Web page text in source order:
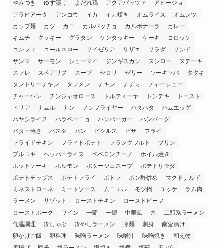
やみつき
ゆず漬け よだれ鶏 アクアパッツァ
アヒージョ
アラビアータ
アンコウ イカ イカ焼き オムライス
オムレツ
カップ麺
カツ カニ カルパッチョ カルボナーラ
カレー
キムチ
クッキー グラタン ケンタッキー ケーキ
コロッケ
コンフィ
コールスロー サイゼリア サザエ サラダ
サンド
サンマ
サーモン シューマイ ジンギスカン スシロー
ステーキ
スフレ
スペアリブ スープ セロリ ゼリー ソーキソバ
タタキ
タンドリーチキン
タンメン チキン チヂミ
チャーシュー
チャーハン
チンジャオロース トルティーヤ トンテキ
トースト
ドリア
ナムル ナン ノンフライヤー ハタハタ
ハムエッグ
ハヤシライス
ハラペーニョ ハンバーガー
ハンバーグ
バター焼き
パスタ パン ピクルス ピザ
フライ
フライドチキン
フライドポテト フランクフルト
プリン
プルコギ
ペッパーライス ペペロンチーノ
ホイル焼き
ホットケーキ
ホルモン ポタージュスープ
ポテトサラダ
ポテトチップス
ポテトフライ ポトフ ポン酢炒め
マクドナルド
ミネストローネ
ミートソース ムニエル モツ鍋 ユッケ
ラム肉
ラーメン
リゾット ローストチキン
ローストビーフ
ローストポーク
ワイン 一蘭 一鶴 中華風 丼
二郎系ラーメン
低温調理
冷しゃぶ 冷やしラーメン 冷麺 刺身
南蛮漬け
卵かけご飯
卵料理 味噌ラーメン 味噌汁 味噌焼き
和え物